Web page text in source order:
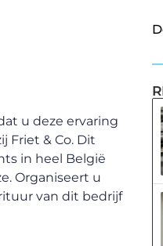
u deze ervaring
Friet & Co. Dit
in heel België
Organiseert u
van dit bedrijf